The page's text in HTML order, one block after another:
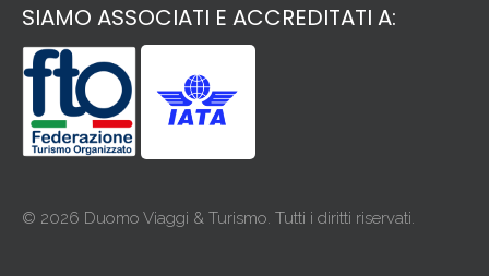
SIAMO ASSOCIATI E ACCREDITATI A:
© 2026 Duomo Viaggi & Turismo. Tutti i diritti riservati.